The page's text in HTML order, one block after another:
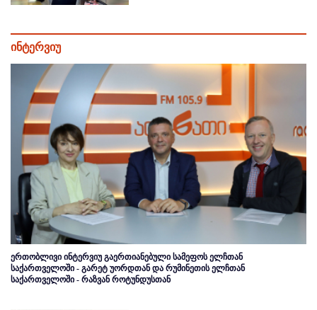
ინტერვიუ
ერთობლივი ინტერვიუ გაერთიანებული სამეფოს ელჩთან
საქართველოში - გარეტ უორდთან და რუმინეთის ელჩთან
საქართველოში - რაზვან როტუნდუსთან